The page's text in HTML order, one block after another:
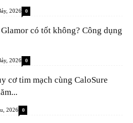
2026 0
có tốt không? Công dụng
2026 0
cơ tim mạch cùng CaloSure
2026 0